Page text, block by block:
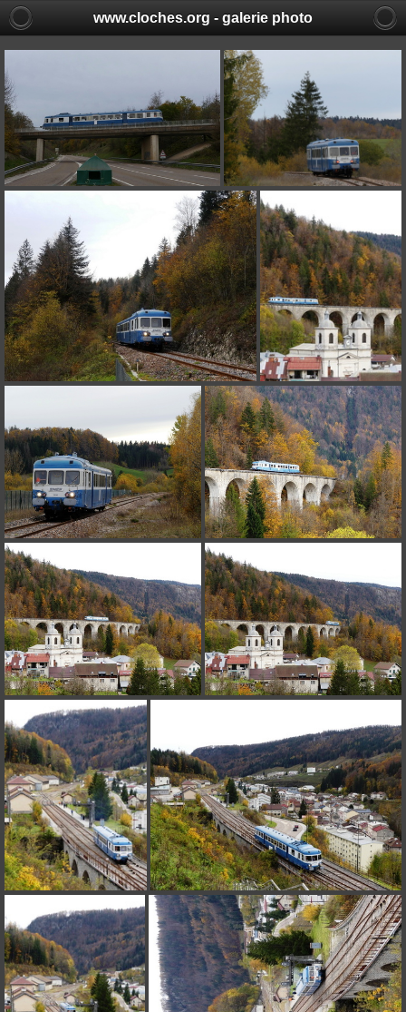
www.cloches.org - galerie photo